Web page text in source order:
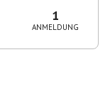
1
ANMELDUNG